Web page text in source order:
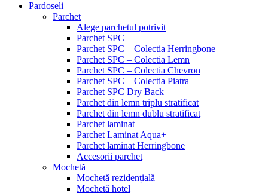
Pardoseli
Parchet
Alege parchetul potrivit
Parchet SPC
Parchet SPC – Colectia Herringbone
Parchet SPC – Colectia Lemn
Parchet SPC – Colectia Chevron
Parchet SPC – Colectia Piatra
Parchet SPC Dry Back
Parchet din lemn triplu stratificat
Parchet din lemn dublu stratificat
Parchet laminat
Parchet Laminat Aqua+
Parchet laminat Herringbone
Accesorii parchet
Mochetă
Mochetă rezidențială
Mochetă hotel